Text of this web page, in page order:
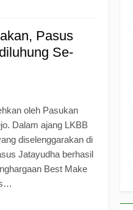
Pasus
Se-
oleh Pasukan
Dalam ajang LKBB
diselenggarakan di
Jatayudha berhasil
Best Make